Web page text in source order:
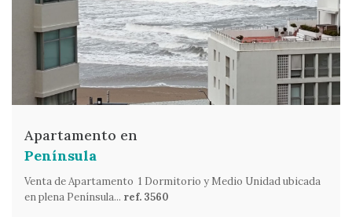
Apartamento en
Península
Venta de Apartamento  1 Dormitorio y Medio Unidad ubicada
en plena Península... ref. 3560